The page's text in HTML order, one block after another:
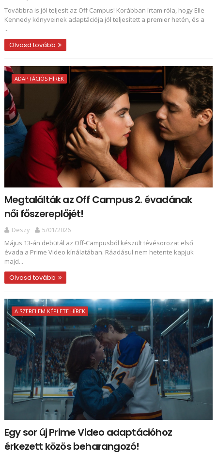
Továbbra is jól teljesít az Off Campus! Korábban írtam róla, hogy Elle
Kennedy könyveinek adaptációja jól teljesített a premier hetén, és a
...
Olvasd tovább
ADAPTÁCIÓS HÍREK
Megtalálták az Off Campus 2. évadának
női főszereplőjét!
Deszy
5/01/2026
Május 13-án debütál az Off-Campusból készült tévésorozat első
évada a Prime Video kínálatában. Ráadásul nem hetente kapjuk
majd...
Olvasd tovább
A SZERELEM KÉPLETE HÍREK
Egy sor új Prime Video adaptációhoz
érkezett közös beharangozó!